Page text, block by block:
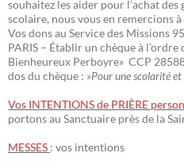
souhaitez les aider pour l’achat
scolaire, nous vous en remercions à
Vos dons au Service des Missions
PARIS – Établir un chèque à
Bienheureux Perboyre» CCP
dos du chèque : »Pour une scolarité
Vos INTENTIONS de PRIÈRE
portons au Sanctuaire près de la
MESSES : vos intentions